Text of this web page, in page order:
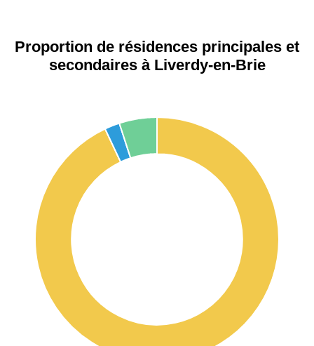
Proportion de résidences principales et
secondaires à Liverdy-en-Brie